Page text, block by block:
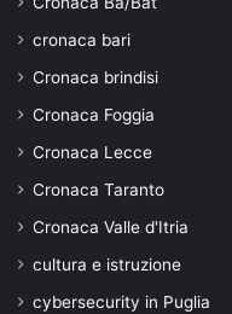
cronaca bari
Cronaca brindisi
Cronaca Foggia
Cronaca Lecce
Cronaca Taranto
Cronaca Valle d'Itria
cultura e istruzione
cybersecurity in Puglia